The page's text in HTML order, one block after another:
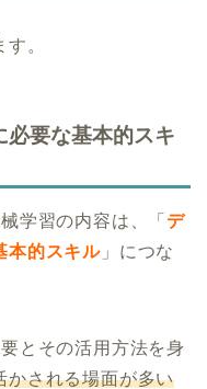
。
必要な基本的スキ
学習の内容は、「 デ
本的スキル 」につな
とその活用方法を身
かされる場面が多い